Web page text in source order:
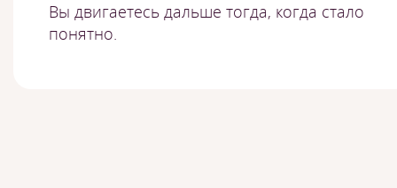
Вы двигаетесь дальше тогда, когда стало
понятно.